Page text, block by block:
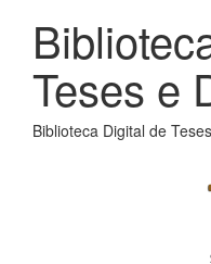
Teses e
Biblioteca Digital de